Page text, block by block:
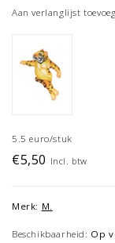
Aan verlanglijst
5.5 euro/stuk
€5,50 Incl. btw
Merk: M.
Beschikbaarheid: Op